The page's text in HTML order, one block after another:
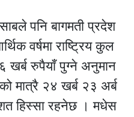
पनि बागमती प्रदेश
वर्षमा राष्ट्रिय कुल
खर्ब रुपैयाँ पुग्ने अनुमान
मात्रै २४ खर्ब २३ अर्ब
हिस्सा रहनेछ । मधेस